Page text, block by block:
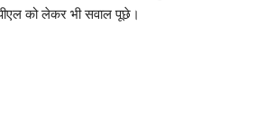
को लेकर भी सवाल पूछे।